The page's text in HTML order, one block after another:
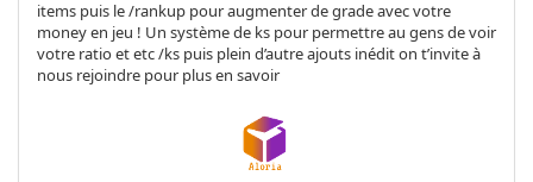
items puis le /rankup pour augmenter de grade avec votre
money en jeu ! Un système de ks pour permettre au gens de voir
votre ratio et etc /ks puis plein d’autre ajouts inédit on t’invite à
nous rejoindre pour plus en savoir